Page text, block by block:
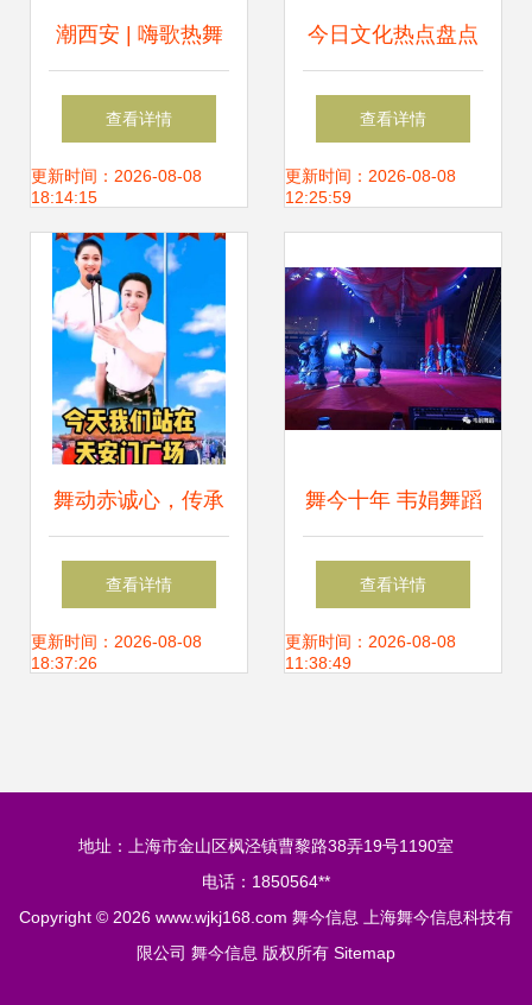
潮西安 | 嗨歌热舞
陪你跨年 西安最青
春人气音乐人Live
秀，舞动今宵点燃
年末狂欢
查看详情
更新时间：2026-08-08
18:14:15
今日文化热点盘点
文旅局长再出圈，
芭蕾《红楼梦》首
公映
查看详情
更新时间：2026-08-08
12:25:59
舞动赤诚心，传承
正能量——记七一
建党节手势舞的感
查看详情
更新时间：2026-08-08
18:37:26
舞今十年 韦娟舞蹈
学校第22年汇报演
出花絮回顾
查看详情
更新时间：2026-08-08
11:38:49
地址：上海市金山区枫泾镇曹黎路38弄19号1190室
电话：1850564**
Copyright © 2026 www.wjkj168.com 舞今信息
上海舞今信息科技有
限公司 舞今信息 版权所有 Sitemap